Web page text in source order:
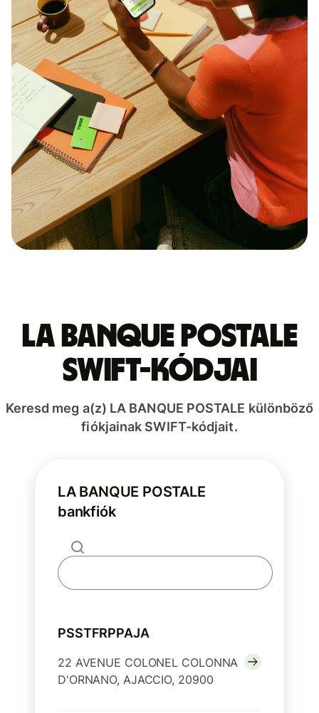
LA BANQUE POSTALE
SWIFT-kódjai
Keresd meg a(z) LA BANQUE POSTALE különböző
fiókjainak SWIFT-kódjait.
LA BANQUE POSTALE
bankfiók
PSSTFRPPAJA
22 AVENUE COLONEL COLONNA
D'ORNANO, AJACCIO, 20900